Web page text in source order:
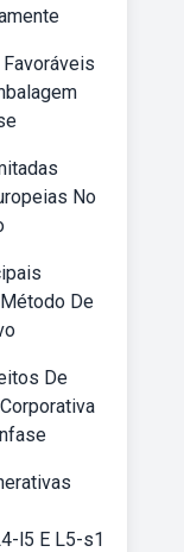
No
De
De
l5 E L5-s1